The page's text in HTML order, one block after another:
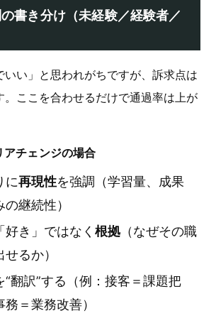
書き分け（未経験／経験者／
いい」と思われがちですが、訴求点は
。ここを合わせるだけで通過率は上が
アチェンジの場合
に再現性を強調（学習量、成果
継続性）
き」ではなく 根拠 （なぜその職
るか）
“翻訳”する（例：接客＝課題把
＝業務改善）